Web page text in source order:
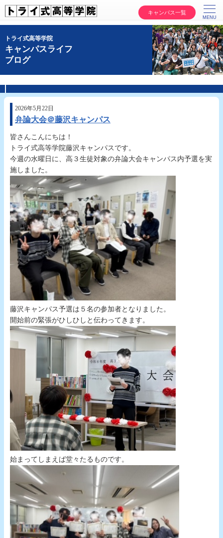
キャンパス一覧
トライ式高等学院
キャンパスライフ
ブログ
2026年5月22日
弁論大会＠藤沢キャンパス
皆さんこんにちは！
トライ式高等学院藤沢キャンパスです。
今週の水曜日に、高３生徒対象の弁論大会キャンパス内予選を実
施しました。
藤沢キャンパス予選は５名の参加者となりました。
開始前の緊張がひしひしと伝わってきます。
始まってしまえば堂々たるものです。